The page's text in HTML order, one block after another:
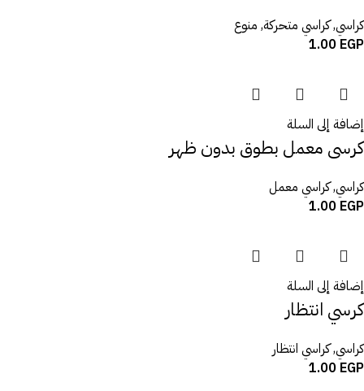
كراسي,كراسي متحركة, منوع
1.00 EGP
إضافة إلى السلة
كرسى معمل بطوق بدون ظهر
كراسي,كراسي معمل
1.00 EGP
إضافة إلى السلة
كرسي انتظار
كراسي,كراسي انتظار
1.00 EGP